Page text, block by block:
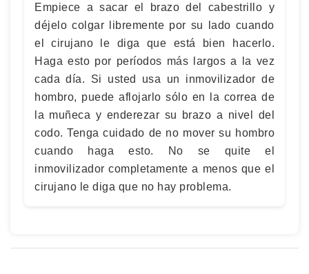
Empiece a sacar el brazo del cabestrillo y
déjelo colgar libremente por su lado cuando
el cirujano le diga que está bien hacerlo.
Haga esto por períodos más largos a la vez
cada día. Si usted usa un inmovilizador de
hombro, puede aflojarlo sólo en la correa de
la muñeca y enderezar su brazo a nivel del
codo. Tenga cuidado de no mover su hombro
cuando haga esto. No se quite el
inmovilizador completamente a menos que el
cirujano le diga que no hay problema.